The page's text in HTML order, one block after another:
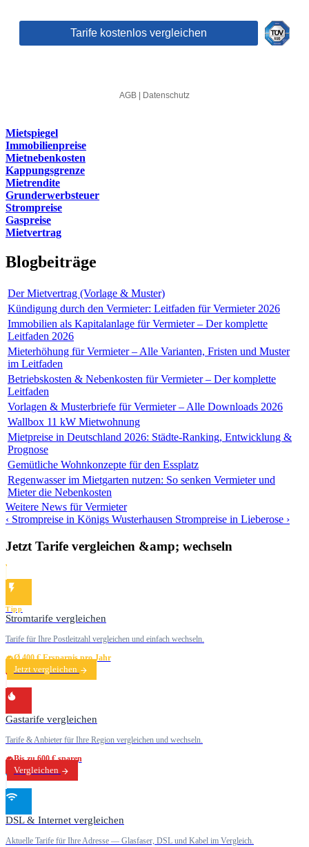
Mietspiegel
Immobilienpreise
Mietnebenkosten
Kappungsgrenze
Mietrendite
Grunderwerbsteuer
Strompreise
Gaspreise
Mietvertrag
Blogbeiträge
Der Mietvertrag (Vorlage & Muster)
Kündigung durch den Vermieter: Leitfaden für Vermieter 2026
Immobilien als Kapitalanlage für Vermieter – Der komplette
Leitfaden 2026
Mieterhöhung für Vermieter – Alle Varianten, Fristen und Muster
im Leitfaden
Betriebskosten & Nebenkosten für Vermieter – Der komplette
Leitfaden
Vorlagen & Musterbriefe für Vermieter – Alle Downloads 2026
Wallbox 11 kW Mietwohnung
Mietpreise in Deutschland 2026: Städte-Ranking, Entwicklung &
Prognose
Gemütliche Wohnkonzepte für den Essplatz
Regenwasser im Mietgarten nutzen: So senken Vermieter und
Mieter die Nebenkosten
Weitere News für Vermieter
‹ Strompreise in Königs Wusterhausen Strompreise in Lieberose ›
Jetzt Tarife vergleichen &amp; wechseln
Tipp
Stromtarife vergleichen
Tarife für Ihre Postleitzahl vergleichen und einfach wechseln.
Ø 400 € Ersparnis pro Jahr
Jetzt vergleichen
Gastarife vergleichen
Tarife & Anbieter für Ihre Region vergleichen und wechseln.
Bis zu 600 € sparen
Vergleichen
DSL & Internet vergleichen
Aktuelle Tarife für Ihre Adresse — Glasfaser, DSL und Kabel im Vergleich.